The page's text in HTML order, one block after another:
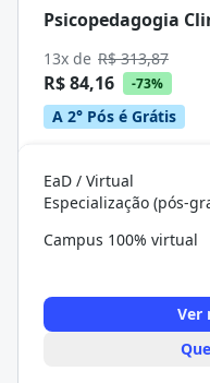
Psicopedagogia
13x de R$ 313,87
R$ 84,16 -73%
A 2° Pós é Grátis
EaD / Virtual
Campus 100% virtual
Ver